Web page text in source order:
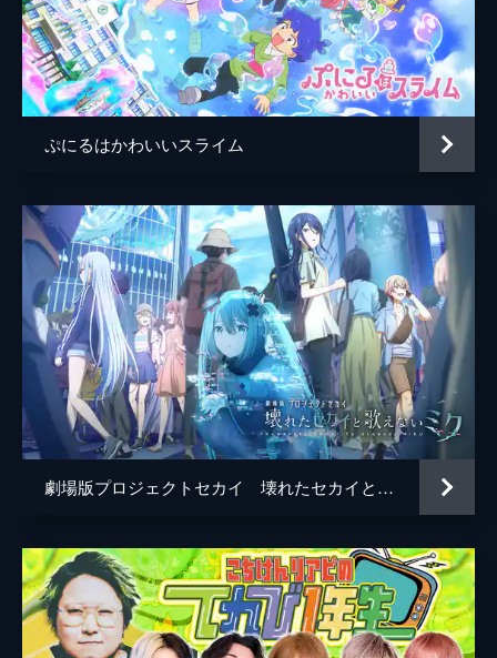
24分
ぷにるはかわいいスライム
劇場版プロジェクトセカイ 壊れたセカイと歌えないミク